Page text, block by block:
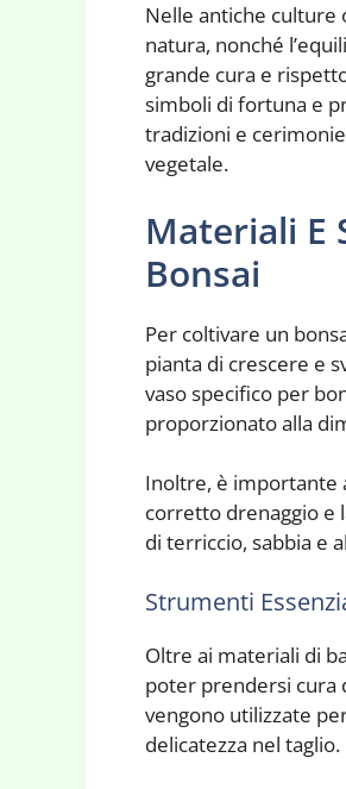
Nelle antiche culture
natura, nonché
grande cura e
simboli di fortuna e
tradizioni e
vegetale.
Materiali E
Bonsai
Per coltivare un
pianta di crescere e
vaso specifico per
proporzionato alla
Inoltre, è importante
corretto drenaggio e
di terriccio, sabbia e
Strumenti
Oltre ai materiali di
poter prendersi cura
vengono utilizzate
delicatezza nel taglio.